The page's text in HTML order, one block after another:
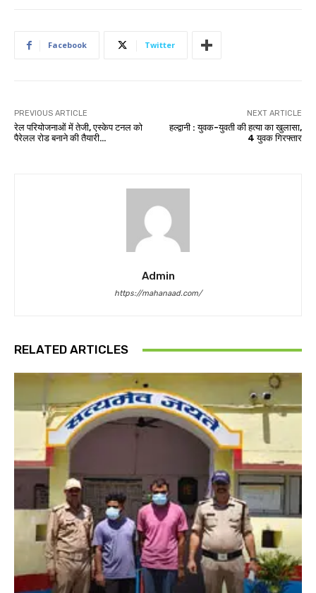
Facebook Twitter
PREVIOUS ARTICLE
रेल परियोजनाओं में तेजी, एस्केप टनल को
पैरेलल रोड बनाने की तैयारी…
NEXT ARTICLE
हल्द्वानी : युवक-युवती की हत्या का खुलासा,
4 युवक गिरफ्तार
Admin
https://mahanaad.com/
RELATED ARTICLES